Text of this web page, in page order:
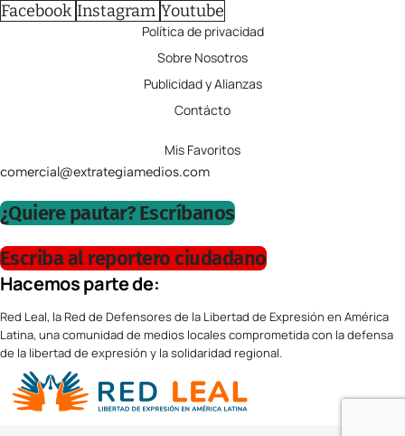
Facebook Instagram Youtube
Política de privacidad
Sobre Nosotros
Publicidad y Alianzas
Contácto
Mis Favoritos
comercial@extrategiamedios.com
¿Quiere pautar? Escríbanos
Escriba al reportero ciudadano
Hacemos parte de:
Red Leal, la Red de Defensores de la Libertad de Expresión en América
Latina, una comunidad de medios locales comprometida con la defensa
de la libertad de expresión y la solidaridad regional.